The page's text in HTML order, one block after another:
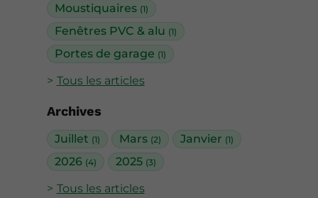
Moustiquaires (1)
Fenêtres PVC & alu (1)
Portes de garage (1)
Tous les articles
Archives
Juillet (1) Mars (2) Janvier (1)
2026 (4) 2025 (3)
Tous les articles